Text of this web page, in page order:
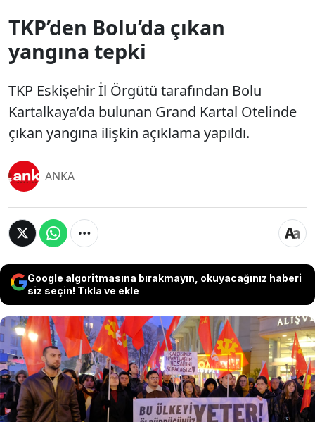
TKP’den Bolu’da çıkan
yangına tepki
TKP Eskişehir İl Örgütü tarafından Bolu
Kartalkaya’da bulunan Grand Kartal Otelinde
çıkan yangına ilişkin açıklama yapıldı.
ANKA
Google algoritmasına bırakmayın, okuyacağınız haberi
siz seçin! Tıkla ve ekle
TKP Eskişehir İl Örgütü tarafından Bolu
Kartalkaya’da bulunan Grand Kartal
Otelinde çıkan yangına ilişkin açıklama